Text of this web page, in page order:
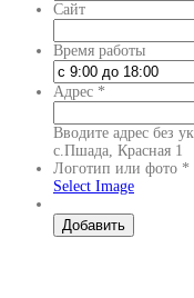
Сайт
Время работы
Адрес *
Вводите адрес без
с.Пшада, Красная 1
Логотип или фото *
Select Image